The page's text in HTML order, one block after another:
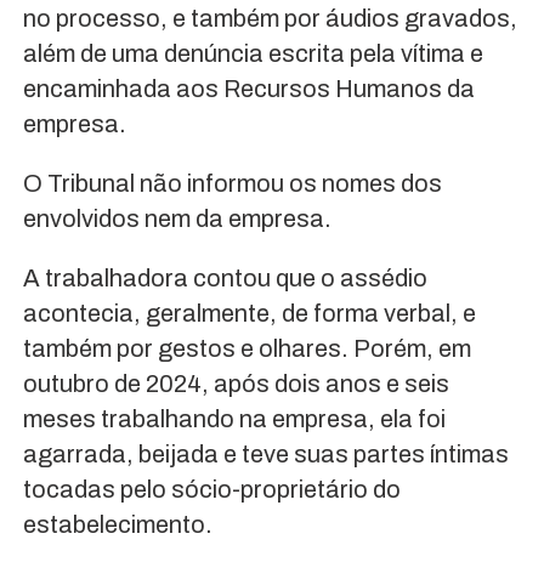
no processo, e também por áudios gravados,
além de uma denúncia escrita pela vítima e
encaminhada aos Recursos Humanos da
empresa.
O Tribunal não informou os nomes dos
envolvidos nem da empresa.
A trabalhadora contou que o assédio
acontecia, geralmente, de forma verbal, e
também por gestos e olhares. Porém, em
outubro de 2024, após dois anos e seis
meses trabalhando na empresa, ela foi
agarrada, beijada e teve suas partes íntimas
tocadas pelo sócio-proprietário do
estabelecimento.